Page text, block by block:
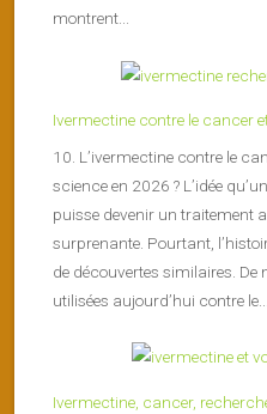
montrent...
Ivermectine contre le cancer
10. L’ivermectine contre le
science en 2026 ? L’idée
puisse devenir un traitement
surprenante. Pourtant,
de découvertes similaires. De
utilisées aujourd’hui contre le...
Ivermectine, cancer,